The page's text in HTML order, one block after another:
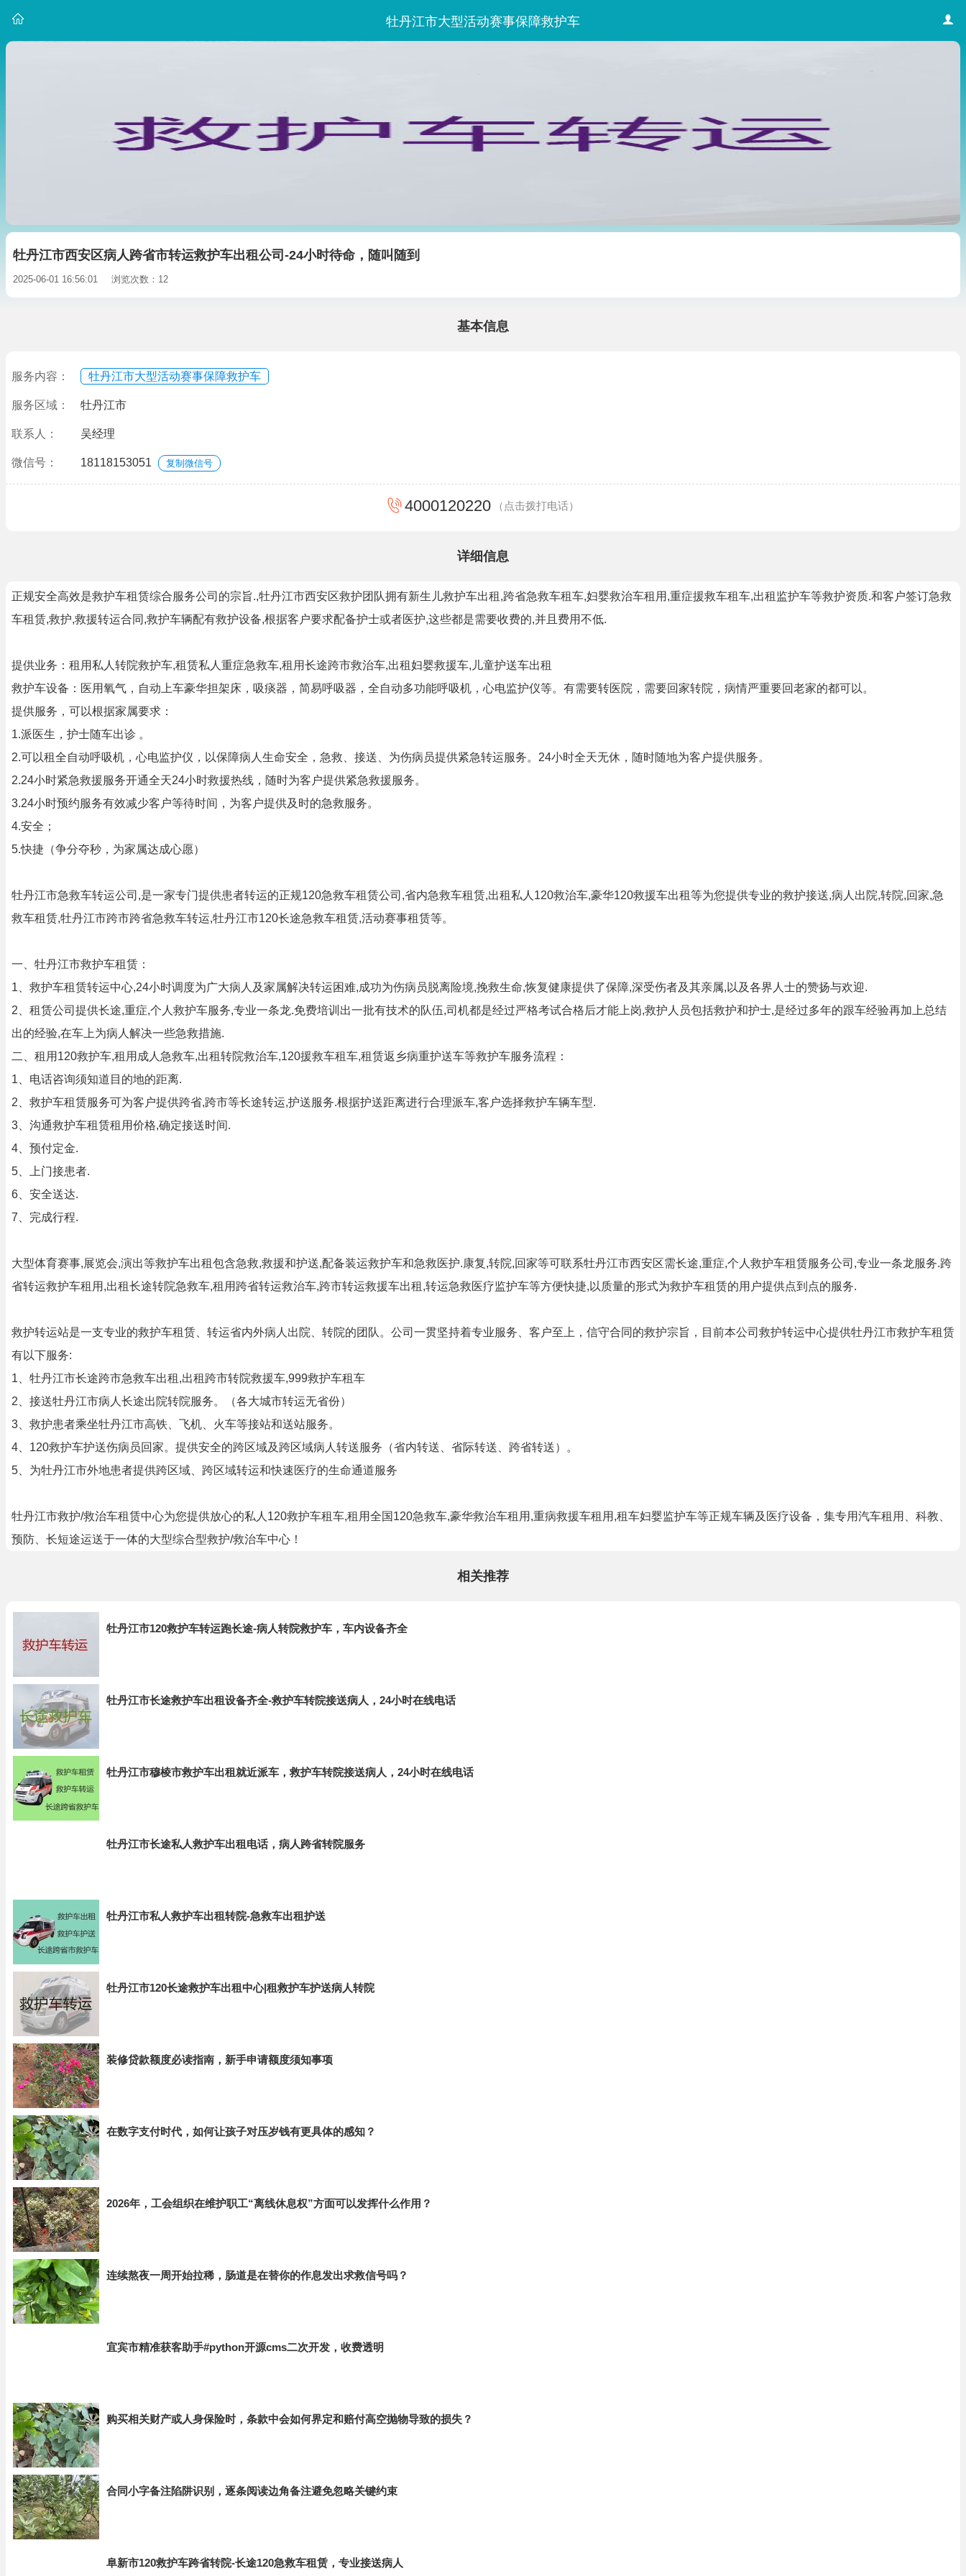
牡丹江市大型活动赛事保障救护车
牡丹江市西安区病人跨省市转运救护车出租公司-24小时待命，随叫随到
2025-06-01 16:56:01 浏览次数：12
基本信息
服务内容： 牡丹江市大型活动赛事保障救护车
服务区域： 牡丹江市
联系人： 吴经理
微信号： 18118153051 复制微信号
4000120220 （点击拨打电话）
详细信息
正规安全高效是救护车租赁综合服务公司的宗旨.,牡丹江市西安区救护团队拥有新生儿救护车出租,跨省急救车租车,妇婴救治车租用,重症援救车租车,出租监护车等救护资质.和客户签订急救
车租赁,救护,救援转运合同,救护车辆配有救护设备,根据客户要求配备护士或者医护,这些都是需要收费的,并且费用不低.
提供业务：租用私人转院救护车,租赁私人重症急救车,租用长途跨市救治车,出租妇婴救援车,儿童护送车出租
救护车设备：医用氧气，自动上车豪华担架床，吸痰器，简易呼吸器，全自动多功能呼吸机，心电监护仪等。有需要转医院，需要回家转院，病情严重要回老家的都可以。
提供服务，可以根据家属要求：
1.派医生，护士随车出诊 。
2.可以租全自动呼吸机，心电监护仪，以保障病人生命安全，急救、接送、为伤病员提供紧急转运服务。24小时全天无休，随时随地为客户提供服务。
2.24小时紧急救援服务开通全天24小时救援热线，随时为客户提供紧急救援服务。
3.24小时预约服务有效减少客户等待时间，为客户提供及时的急救服务。
4.安全；
5.快捷（争分夺秒，为家属达成心愿）
牡丹江市急救车转运公司,是一家专门提供患者转运的正规120急救车租赁公司,省内急救车租赁,出租私人120救治车,豪华120救援车出租等为您提供专业的救护接送,病人出院,转院,回家,急
救车租赁,牡丹江市跨市跨省急救车转运,牡丹江市120长途急救车租赁,活动赛事租赁等。
一、牡丹江市救护车租赁：
1、救护车租赁转运中心,24小时调度为广大病人及家属解决转运困难,成功为伤病员脱离险境,挽救生命,恢复健康提供了保障,深受伤者及其亲属,以及各界人士的赞扬与欢迎.
2、租赁公司提供长途,重症,个人救护车服务,专业一条龙.免费培训出一批有技术的队伍,司机都是经过严格考试合格后才能上岗,救护人员包括救护和护士,是经过多年的跟车经验再加上总结
出的经验,在车上为病人解决一些急救措施.
二、租用120救护车,租用成人急救车,出租转院救治车,120援救车租车,租赁返乡病重护送车等救护车服务流程：
1、电话咨询须知道目的地的距离.
2、救护车租赁服务可为客户提供跨省,跨市等长途转运,护送服务.根据护送距离进行合理派车,客户选择救护车辆车型.
3、沟通救护车租赁租用价格,确定接送时间.
4、预付定金.
5、上门接患者.
6、安全送达.
7、完成行程.
大型体育赛事,展览会,演出等救护车出租包含急救,救援和护送,配备装运救护车和急救医护.康复,转院,回家等可联系牡丹江市西安区需长途,重症,个人救护车租赁服务公司,专业一条龙服务.跨
省转运救护车租用,出租长途转院急救车,租用跨省转运救治车,跨市转运救援车出租,转运急救医疗监护车等方便快捷,以质量的形式为救护车租赁的用户提供点到点的服务.
救护转运站是一支专业的救护车租赁、转运省内外病人出院、转院的团队。公司一贯坚持着专业服务、客户至上，信守合同的救护宗旨，目前本公司救护转运中心提供牡丹江市救护车租赁
有以下服务:
1、牡丹江市长途跨市急救车出租,出租跨市转院救援车,999救护车租车
2、接送牡丹江市病人长途出院转院服务。（各大城市转运无省份）
3、救护患者乘坐牡丹江市高铁、飞机、火车等接站和送站服务。
4、120救护车护送伤病员回家。提供安全的跨区域及跨区域病人转送服务（省内转送、省际转送、跨省转送）。
5、为牡丹江市外地患者提供跨区域、跨区域转运和快速医疗的生命通道服务
牡丹江市救护/救治车租赁中心为您提供放心的私人120救护车租车,租用全国120急救车,豪华救治车租用,重病救援车租用,租车妇婴监护车等正规车辆及医疗设备，集专用汽车租用、科教、
预防、长短途运送于一体的大型综合型救护/救治车中心！
相关推荐
牡丹江市120救护车转运跑长途-病人转院救护车，车内设备齐全
牡丹江市长途救护车出租设备齐全-救护车转院接送病人，24小时在线电话
牡丹江市穆棱市救护车出租就近派车，救护车转院接送病人，24小时在线电话
牡丹江市长途私人救护车出租电话，病人跨省转院服务
牡丹江市私人救护车出租转院-急救车出租护送
牡丹江市120长途救护车出租中心|租救护车护送病人转院
装修贷款额度必读指南，新手申请额度须知事项
在数字支付时代，如何让孩子对压岁钱有更具体的感知？
2026年，工会组织在维护职工“离线休息权”方面可以发挥什么作用？
连续熬夜一周开始拉稀，肠道是在替你的作息发出求救信号吗？
宜宾市精准获客助手#python开源cms二次开发，收费透明
购买相关财产或人身保险时，条款中会如何界定和赔付高空抛物导致的损失？
合同小字备注陷阱识别，逐条阅读边角备注避免忽略关键约束
阜新市120救护车跨省转院-长途120急救车租赁，专业接送病人